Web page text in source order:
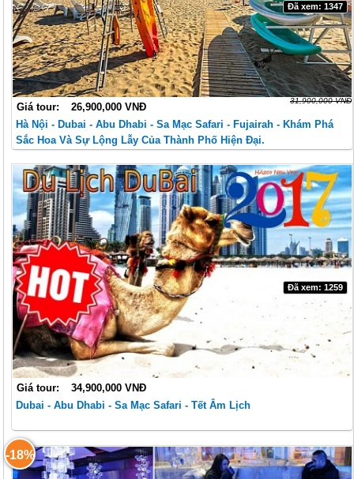
Giá tour:
31,900,000 VNĐ
26,900,000 VNĐ
Đã xem: 1347
Hà Nội - Dubai - Abu Dhabi - Sa Mạc Safari - Fujairah - Khám Phá
Sắc Hoa Và Sự Lộng Lẫy Của Thành Phố Hiện Đại.
Giá tour: 34,900,000 VNĐ
Đã xem: 1259
Dubai - Abu Dhabi - Sa Mạc Safari - Tết Âm Lịch
-18%